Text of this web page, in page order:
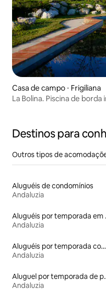
Casa de campo ⋅ Frigiliana
La Bolina. Piscina de
Destinos para
Outros tipos de
Aluguéis de condomínios
Andaluzia
Andaluzia
Aluguéis por temporada com caiaque
Andaluzia
Aluguel
Andaluzia